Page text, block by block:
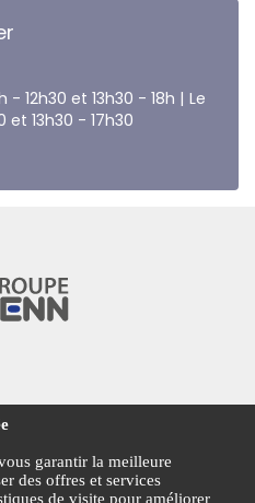
12h30 et 13h30 - 18h | Le
et 13h30 - 17h30
garantir la meilleure
des offres et services
de visite pour améliorer